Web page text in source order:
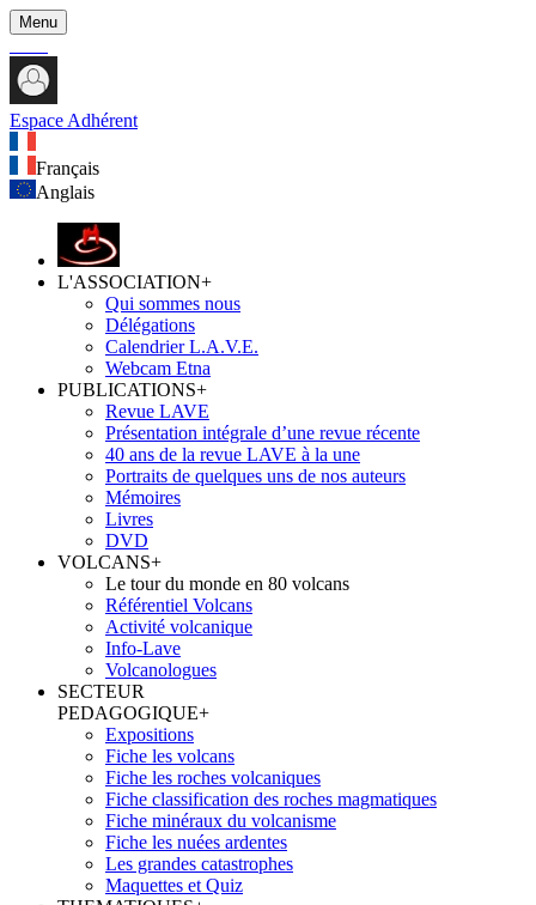
Menu
Espace Adhérent
Français
Anglais
L'ASSOCIATION+
Qui sommes nous
Délégations
Calendrier L.A.V.E.
Webcam Etna
PUBLICATIONS+
Revue LAVE
Présentation intégrale d’une revue récente
40 ans de la revue LAVE à la une
Portraits de quelques uns de nos auteurs
Mémoires
Livres
DVD
VOLCANS+
Le tour du monde en 80 volcans
Référentiel Volcans
Activité volcanique
Info-Lave
Volcanologues
SECTEUR
PEDAGOGIQUE+
Expositions
Fiche les volcans
Fiche les roches volcaniques
Fiche classification des roches magmatiques
Fiche minéraux du volcanisme
Fiche les nuées ardentes
Les grandes catastrophes
Maquettes et Quiz